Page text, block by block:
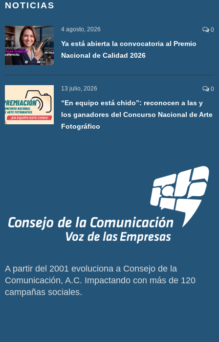
NOTICIAS
4 agosto, 2026 0
Ya está abierta la convocatoria al Premio
Nacional de Calidad 2026
13 julio, 2026 0
“En equipo está chido”: reconocen a las y
los ganadores del Concurso Nacional de Arte
Fotográfico
A partir del 2001 evoluciona a Consejo de la
Comunicación, A.C. Impactando con más de 120
campañas sociales.